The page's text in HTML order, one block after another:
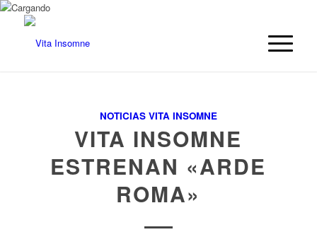
NOTICIAS VITA INSOMNE
VITA INSOMNE
ESTRENAN «ARDE
ROMA»